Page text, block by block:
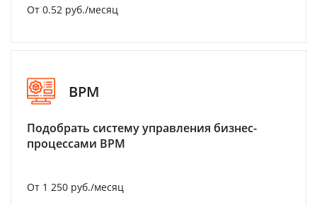
От 0.52 руб./месяц
BPM
Подобрать систему управления бизнес-
процессами BPM
От 1 250 руб./месяц